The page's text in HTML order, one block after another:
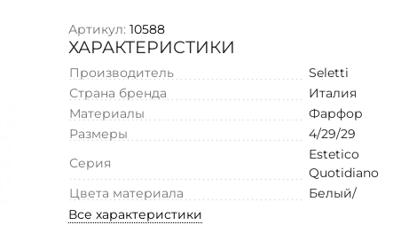
Артикул: 10588
ХАРАКТЕРИСТИКИ
Производитель
Seletti
Страна бренда
Италия
Материалы
Фарфор
Размеры
4/29/29
Серия
Estetico
Quotidiano
Цвета материала
Белый/
Все характеристики